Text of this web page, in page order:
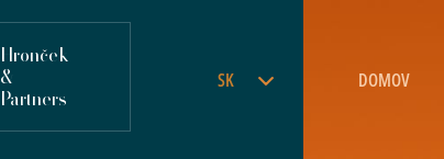
Hronček
&
Partners
SK DOMOV